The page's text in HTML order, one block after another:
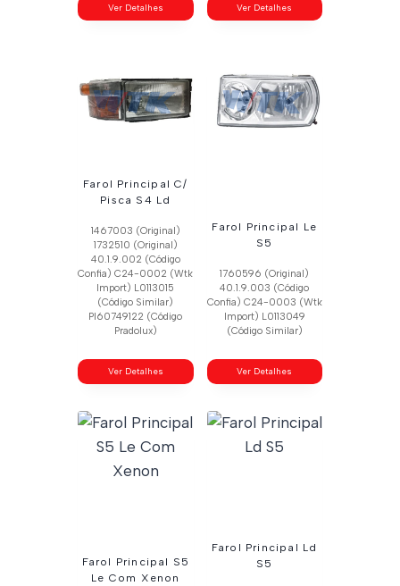
Ver Detalhes Ver Detalhes
Farol Principal C/
Pisca S4 Ld
1467003 (Original)
1732510 (Original)
40.1.9.002 (Código
Confia) C24-0002 (Wtk
Import) L0113015
(Código Similar)
Pl60749122 (Código
Pradolux)
Ver Detalhes
Farol Principal Le
S5
1760596 (Original)
40.1.9.003 (Código
Confia) C24-0003 (Wtk
Import) L0113049
(Código Similar)
Ver Detalhes
Farol Principal S5
Le Com Xenon
Farol Principal Ld
S5